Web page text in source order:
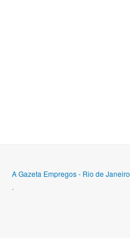
A Gazeta Empregos - Rio de Janeiro
.